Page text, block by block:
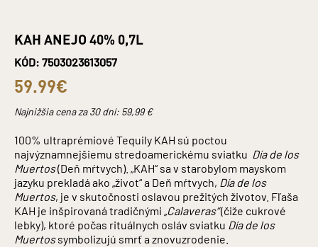
KAH ANEJO 40% 0,7L
KÓD: 7503023613057
59.99€
Najnižšia cena za 30 dní: 59,99€
100% ultraprémiové Tequily KAH sú poctou
najvýznamnejšiemu stredoamerickému sviatku Día de los
Muertos(Deň mŕtvych). „KAH“ sa v starobylom mayskom
jazyku prekladá ako „život“ a Deň mŕtvych, Día de los
Muertos, je v skutočnosti oslavou prežitých životov. Fľaša
KAH je inšpirovaná tradičnými „Calaveras“(čiže cukrové
lebky), ktoré počas rituálnych osláv sviatku Día de los
Muertossymbolizujú smrť a znovuzrodenie.